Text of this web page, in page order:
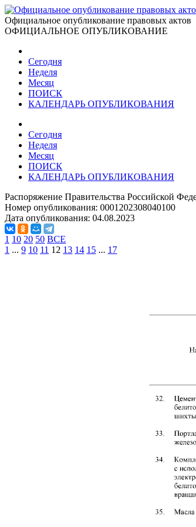
Официальное опубликование правовых актов
ОФИЦИАЛЬНОЕ ОПУБЛИКОВАНИЕ
Сегодня
Неделя
Месяц
ПОИСК
КАЛЕНДАРЬ ОПУБЛИКОВАНИЯ
Сегодня
Неделя
Месяц
ПОИСК
КАЛЕНДАРЬ ОПУБЛИКОВАНИЯ
Распоряжение Правительства Российской
Номер опубликования: 0001202308040100
Дата опубликования: 04.08.2023
1 10 20 50 ВСЕ
1 ... 9 10 11 12 13 14 15 ... 17